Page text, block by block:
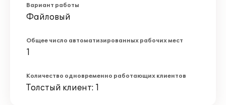
Вариант работы
Файловый
Общее число автоматизированных рабочих мест
1
Количество одновременно работающих клиентов
Толстый клиент: 1